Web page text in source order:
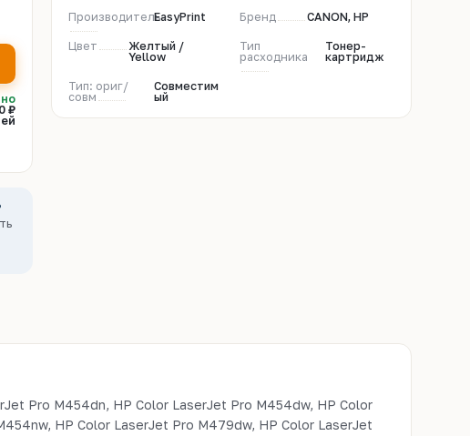
₽
ПроизводительEasyPrint Бренд CANON, HP
Цвет
Желтый /
Yellow
Тип
расходника
Тонер-
картридж
Тип: ориг/
совм
Совместим
ый
Pro M454dn, HP Color LaserJet Pro M454dw, HP Color
HP Color LaserJet Pro M479dw, HP Color LaserJet